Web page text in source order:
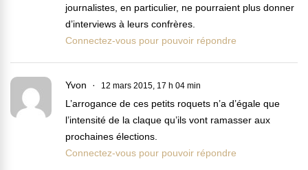
journalistes, en particulier, ne pourraient plus donner
d’interviews à leurs confrères.
Connectez-vous pour pouvoir répondre
Yvon 12 mars 2015, 17 h 04 min
L’arrogance de ces petits roquets n’a d’égale que
l’intensité de la claque qu’ils vont ramasser aux
prochaines élections.
Connectez-vous pour pouvoir répondre